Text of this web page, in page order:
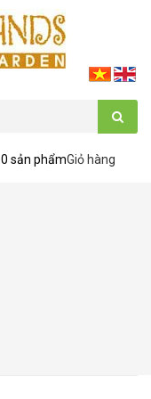
Giỏ hàng
0 sản phẩm